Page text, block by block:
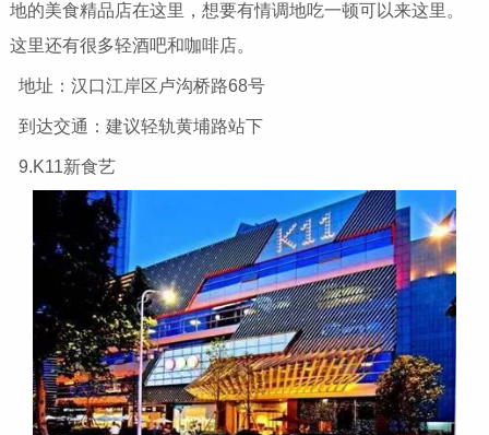
地的美食精品店在这里，想要有情调地吃一顿可以来这里。
这里还有很多轻酒吧和咖啡店。
地址：汉口江岸区卢沟桥路68号
到达交通：建议轻轨黄埔路站下
9.K11新食艺